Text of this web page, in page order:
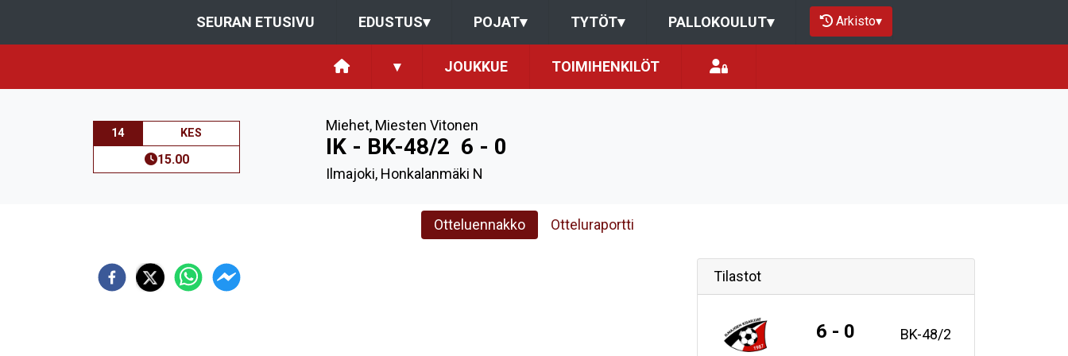
SEURAN ETUSIVU EDUSTUS▾ POJAT▾ TYTÖT▾ PALLOKOULUT▾ Arkisto▾
▾ JOUKKUE TOIMIHENKILÖT
14 KES
15.00
Miehet, Miesten Vitonen
IK - BK-48/2 6 - 0
Ilmajoki, Honkalanmäki N
Otteluennakko Otteluraportti
Tilastot
6 - 0 BK-48/2